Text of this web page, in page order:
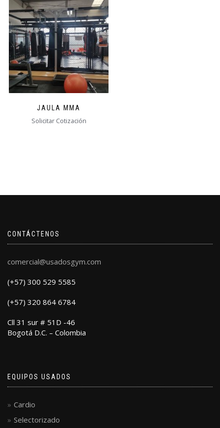
JAULA MMA
Solicitar Cotización
CONTÁCTENOS
comercial@usadosgym.com
(+57) 300 529 5585
(+57) 320 864 6784
Cll 31 sur # 51D -46
Bogotá D.C. – Colombia
EQUIPOS USADOS
Cardio
Selectorizado